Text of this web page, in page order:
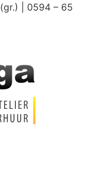
| 0594 – 65